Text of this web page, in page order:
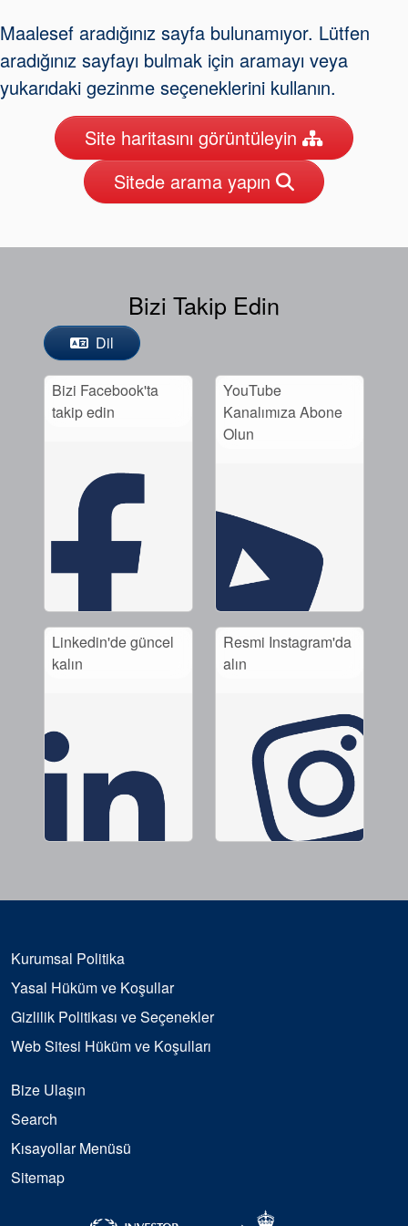
Seal Destek
Sistemi
Bize Ulaşın
Haberler
Sürdürülebilirlik
Akademi
Ürün Broşürleri
beyaz bültenler
Maalesef aradığınız sayfa bulunamıyor. Lütfen
aradığınız sayfayı bulmak için aramayı veya
yukarıdaki gezinme seçeneklerini kullanın.
Site haritasını görüntüleyin
Sitede arama yapın
Bizi Takip Edin
Dil
Bizi Facebook'ta
takip edin
YouTube
Kanalımıza Abone
Olun
Linkedin'de güncel
kalın
Resmi Instagram'da
alın
Kurumsal Politika
Yasal Hüküm ve Koşullar
Gizlilik Politikası ve Seçenekler
Web Sitesi Hüküm ve Koşulları
Bize Ulaşın
Search
Kısayollar Menüsü
Sitemap